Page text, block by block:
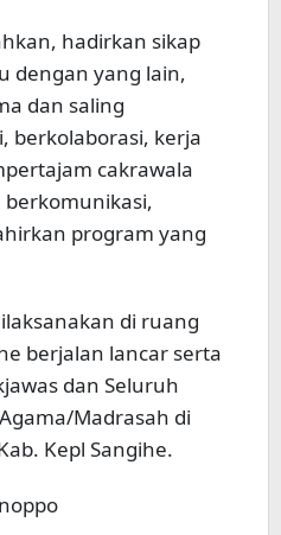
hadirkan sikap
dengan yang lain,
dan saling
berkolaborasi, kerja
cakrawala
program yang
di ruang
berjalan lancar serta
dan Seluruh
Madrasah di
Kepl Sangihe.